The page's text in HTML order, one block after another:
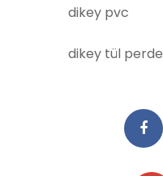
dikey pvc
dikey tül perde